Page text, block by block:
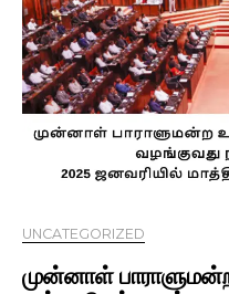
UNCATEGORIZED
முன்னாள்